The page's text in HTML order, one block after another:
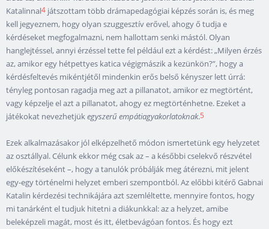
Katalinnal4 játszottam több drámapedagógiai képzés során is, és meg
kell jegyeznem, hogy olyan szuggesztív erővel, ahogy ő tudja e
kérdéseket megfogalmazni, nem hallottam senki mástól. Olyan
hanglejtéssel, annyi érzéssel tette fel például ezt a kérdést: „Milyen érzés
az, amikor egy hétpettyes katica végigmászik a kezünkön?”, hogy a
kérdésfeltevés mikéntjétől mindenkin erős belső kényszer lett úrrá:
tényleg pontosan ragadja meg azt a pillanatot, amikor ez megtörtént,
vagy képzelje el azt a pillanatot, ahogy ez megtörténhetne. Ezeket a
játékokat nevezhetjükegyszerű empátiagyakorlatoknak.5
Ezek alkalmazásakor jól elképzelhető módon ismertetünk egy helyzetet
az osztállyal. Célunk ekkor még csak az – a későbbi cselekvő részvétel
előkészítéseként –, hogy a tanulók próbálják meg átérezni, mit jelent
egy-egy történelmi helyzet emberi szempontból. Az előbbi kitérő Gabnai
Katalin kérdezési technikájára azt szemléltette, mennyire fontos, hogy
mi tanárként el tudjuk hitetni a diákunkkal: az a helyzet, amibe
beleképzeli magát, most és itt, életbevágóan fontos. És hogy ezt